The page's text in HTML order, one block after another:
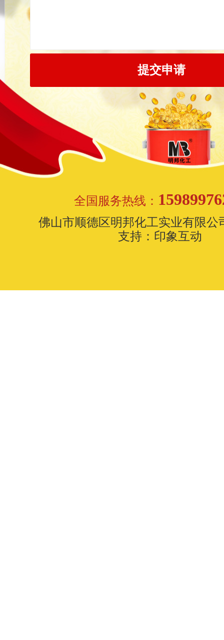
全国服务热线：
佛山市顺德区明邦化工实业有限公
支持： 印象互动